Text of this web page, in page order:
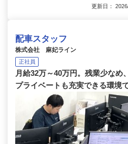
更新日：
配車スタッフ
株式会社 麻妃ライン
正社員
月給32万～40万円。残業少なめ
プライベートも充実できる環境